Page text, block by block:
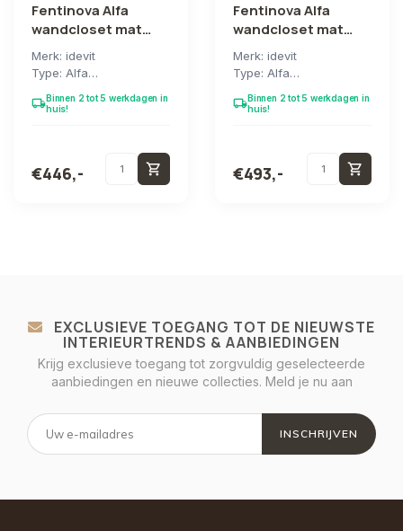
Fentinova Alfa
wandcloset mat
zwart zonder bidet
Merk: idevit
Type: Alfa
Rimless (zonder
local_shippingBinnen 2 tot 5 werkdagen in
huis!
€446,- shopping_cart
Fentinova Alfa
wandcloset mat
zwart met bidet
Merk: idevit
Type: Alfa
Rimless (zonder
local_shippingBinnen 2 tot 5 werkdagen in
huis!
€493,- shopping_cart
EXCLUSIEVE TOEGANG TOT DE NIEUWSTE
INTERIEURTRENDS & AANBIEDINGEN
Krijg exclusieve toegang tot zorgvuldig geselecteerde
aanbiedingen en nieuwe collecties. Meld je nu aan
INSCHRIJVEN